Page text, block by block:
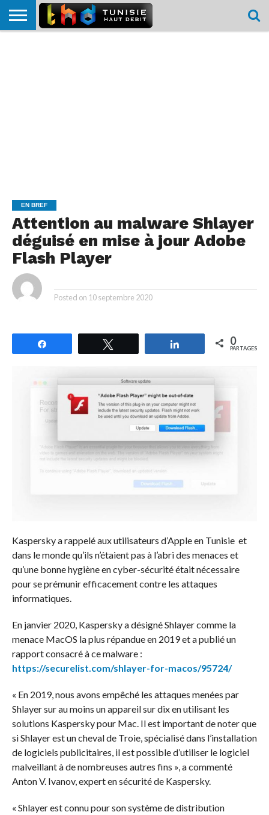
EN BREF
Attention au malware Shlayer
déguisé en mise à jour Adobe
Flash Player
Posted on 10 septembre 2020
Partagez 0
PARTAGES
Kaspersky a rappelé aux utilisateurs d’Apple en Tunisie et
dans le monde qu’ils n’étaient pas à l’abri des menaces et
qu’une bonne hygiène en cyber-sécurité était nécessaire
pour se prémunir efficacement contre les attaques
informatiques.
En janvier 2020, Kaspersky a désigné Shlayer comme la
menace MacOS la plus répandue en 2019 et a publié un
rapport consacré à ce malware :
https://securelist.com/shlayer-for-macos/95724/
« En 2019, nous avons empêché les attaques menées par
Shlayer sur au moins un appareil sur dix en utilisant les
solutions Kaspersky pour Mac. Il est important de noter que
si Shlayer est un cheval de Troie, spécialisé dans l’installation
de logiciels publicitaires, il est possible d’utiliser le logiciel
malveillant à de nombreuses autres fins », a commenté
Anton V. Ivanov, expert en sécurité de Kaspersky.
« Shlayer est connu pour son système de distribution